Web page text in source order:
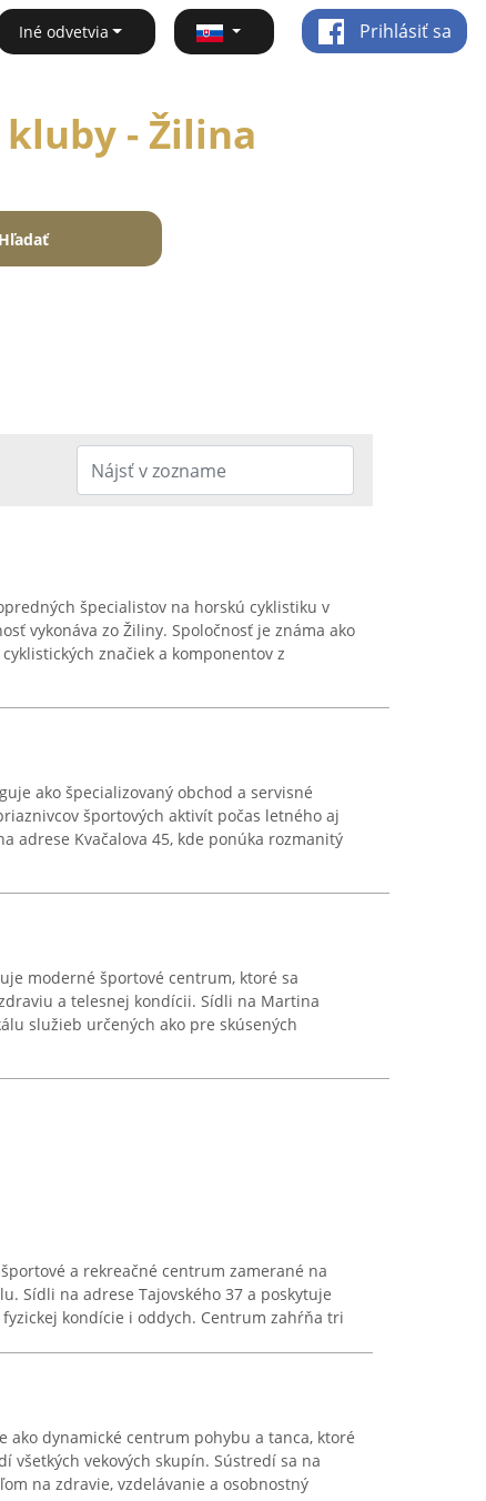
Iné odvetvia Prihlásiť sa
- Žilina
Hľadať
špecialistov na horskú cyklistiku v
vykonáva zo Žiliny. Spoločnosť je známa ako
značiek a komponentov z
ako špecializovaný obchod a servisné
športových aktivít počas letného aj
adrese Kvačalova 45, kde ponúka rozmanitý
moderné športové centrum, ktoré sa
a telesnej kondícii. Sídli na Martina
služieb určených ako pre skúsených
a rekreačné centrum zamerané na
Sídli na adrese Tajovského 37 a poskytuje
kondície i oddych. Centrum zahŕňa tri
ako dynamické centrum pohybu a tanca, ktoré
všetkých vekových skupín. Sústredí sa na
na zdravie, vzdelávanie a osobnostný